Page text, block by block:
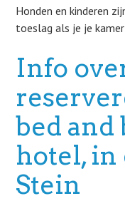
Honden en kinderen
toeslag als je je
Info
bed and
hotel, in
Stein